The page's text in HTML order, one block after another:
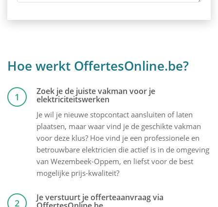
Hoe werkt OffertesOnline.be?
1 Zoek je de juiste vakman voor je
elektriciteitswerken
Je wil je nieuwe stopcontact aansluiten of laten
plaatsen, maar waar vind je de geschikte vakman
voor deze klus? Hoe vind je een professionele en
betrouwbare elektricien die actief is in de omgeving
van Wezembeek-Oppem, en liefst voor de best
mogelijke prijs-kwaliteit?
2 Je verstuurt je offerteaanvraag via